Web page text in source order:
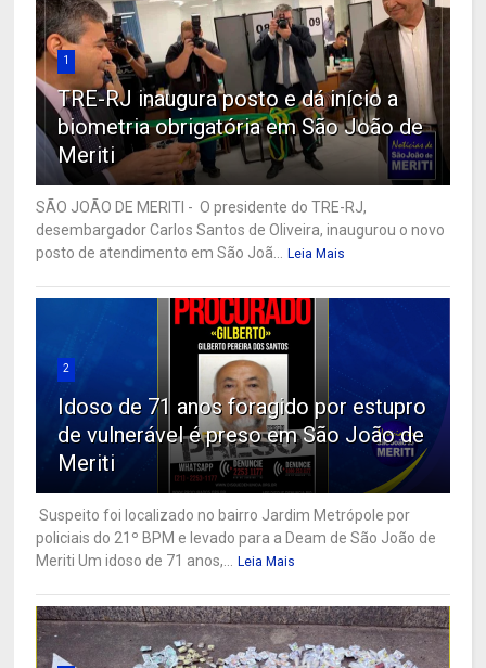
1
TRE-RJ inaugura posto e dá início a
biometria obrigatória em São João de
Meriti
SÃO JOÃO DE MERITI - O presidente do TRE-RJ,
desembargador Carlos Santos de Oliveira, inaugurou o novo
posto de atendimento em São Joã...
Leia Mais
2
Idoso de 71 anos foragido por estupro
de vulnerável é preso em São João de
Meriti
Suspeito foi localizado no bairro Jardim Metrópole por
policiais do 21º BPM e levado para a Deam de São João de
Meriti Um idoso de 71 anos,...
Leia Mais